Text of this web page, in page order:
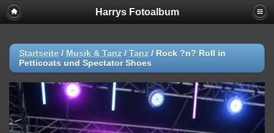
Harrys Fotoalbum
Startseite / Musik & Tanz / Tanz / Rock ?n? Roll in
Petticoats und Spectator Shoes